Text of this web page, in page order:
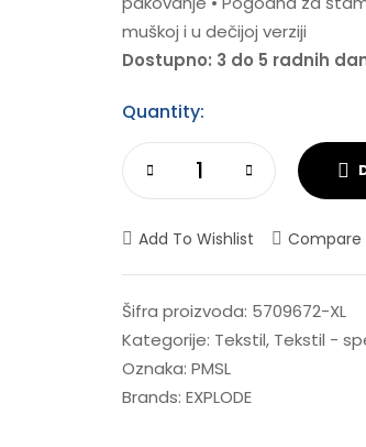
muškoj i u dečijoj verziji
Dostupno: 3 do 5 radnih
Quantity:
Add To Wishlist Compare
Šifra proizvoda: 5709672-XL
Kategorije: Tekstil, Tekstil -
Oznaka: PMSL
Brands: EXPLODE